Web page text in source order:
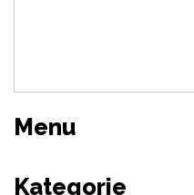
Menu
Kategorie